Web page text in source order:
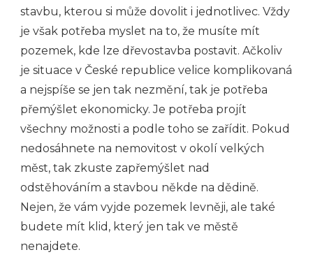
stavbu, kterou si může dovolit i jednotlivec. Vždy
je však potřeba myslet na to, že musíte mít
pozemek, kde lze dřevostavba postavit. Ačkoliv
je situace v České republice velice komplikovaná
a nejspíše se jen tak nezmění, tak je potřeba
přemýšlet ekonomicky. Je potřeba projít
všechny možnosti a podle toho se zařídit. Pokud
nedosáhnete na nemovitost v okolí velkých
měst, tak zkuste zapřemýšlet nad
odstěhováním a stavbou někde na dědině.
Nejen, že vám vyjde pozemek levněji, ale také
budete mít klid, který jen tak ve městě
nenajdete.